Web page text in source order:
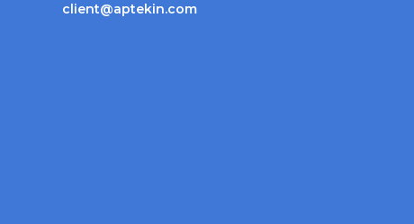
client@aptekin.com